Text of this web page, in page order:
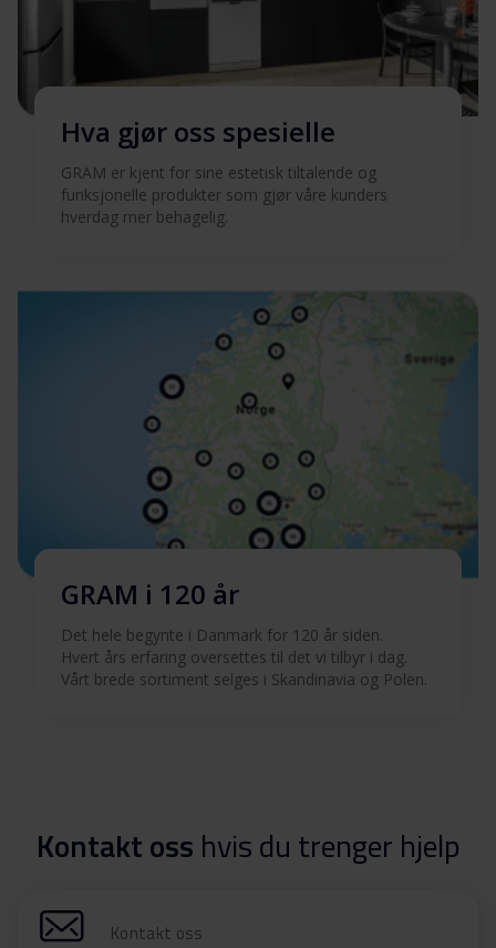
Hva gjør oss spesielle
GRAM er kjent for sine estetisk tiltalende og
funksjonelle produkter som gjør våre kunders
hverdag mer behagelig.
GRAM i 120 år
Det hele begynte i Danmark for 120 år siden.
Hvert års erfaring oversettes til det vi tilbyr i dag.
Vårt brede sortiment selges i Skandinavia og Polen.
Kontakt oss hvis du trenger hjelp
Kontakt oss